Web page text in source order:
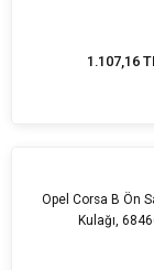
1.107,16
Opel Corsa B Ön
Kulağı,